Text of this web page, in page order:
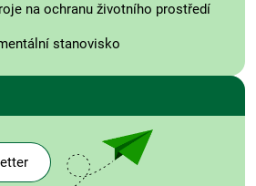
na ochranu životního prostředí
stanovisko